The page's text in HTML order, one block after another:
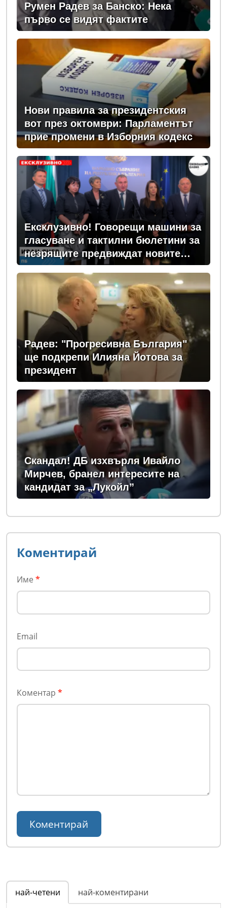
Румен Радев за Банско: Нека
първо се видят фактите
Нови правила за президентския
вот през октомври: Парламентът
прие промени в Изборния кодекс
Ексклузивно! Говорещи машини за
гласуване и тактилни бюлетини за
незрящите предвиждат новите
изборни правила! (ВИДЕО)
Радев: "Прогресивна България"
ще подкрепи Илияна Йотова за
президент
Скандал! ДБ изхвърля Ивайло
Мирчев, бранел интересите на
кандидат за „Лукойл”
Коментирай
Име *
Email
Коментар *
най-четени най-коментирани